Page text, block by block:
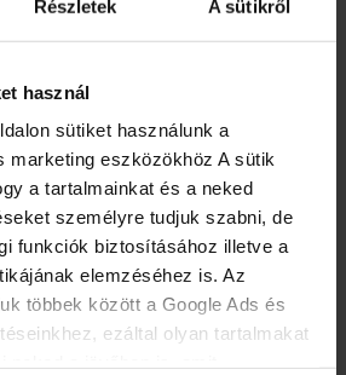
Részletek A sütikről
használ
sütiket használunk a
marketing eszközökhöz A sütik
a tartalmainkat és a neked
személyre tudjuk szabni, de
funkciók biztosításához illetve a
elemzéséhez is. Az
többek között a Google Ads és
ezáltal olyan tartalmakat
közösséget épít